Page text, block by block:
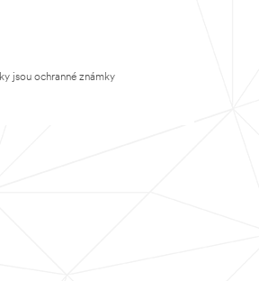
jsou ochranné známky